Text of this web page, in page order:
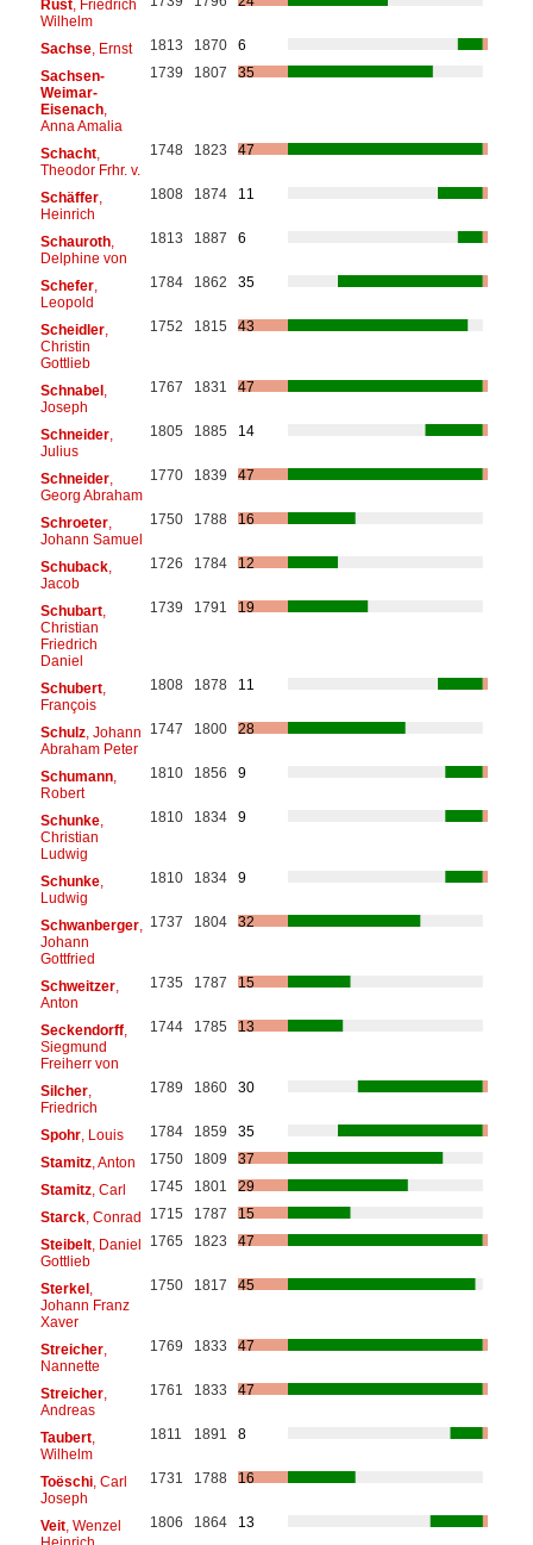
Rust, Friedrich
Wilhelm
Sachse, Ernst 1813 1870
6
Sachsen-
Weimar-
Eisenach,
Anna Amalia
1739 1807 35
Schacht,
Theodor Frhr. v.
1748 1823 47
Schäffer,
Heinrich
1808 1874 11
Schauroth,
Delphine von
1813 1887 6
Schefer,
Leopold
1784 1862 35
Scheidler,
Christin
Gottlieb
1752 1815 43
Schnabel,
Joseph
1767 1831 47
Schneider,
Julius
1805 1885 14
Schneider,
Georg Abraham
1770 1839 47
Schroeter,
Johann Samuel
1750 1788 16
Schuback,
Jacob
1726 1784 12
Schubart,
Christian
Friedrich
Daniel
1739 1791 19
Schubert,
François
1808 1878 11
Schulz, Johann
Abraham Peter
1747 1800 28
Schumann,
Robert
1810 1856 9
Schunke,
Christian
Ludwig
1810 1834 9
Schunke,
Ludwig
1810 1834 9
Schwanberger,
Johann
Gottfried
1737 1804 32
Schweitzer,
Anton
1735 1787 15
Seckendorff,
Siegmund
Freiherr von
1744 1785 13
Silcher,
Friedrich
1789 1860 30
Spohr, Louis 1784 1859
35
Stamitz, Anton 1750 1809
37
Stamitz, Carl 1745 1801
29
Starck, Conrad 1715 1787
15
Steibelt, Daniel
Gottlieb
1765 1823 47
Sterkel,
Johann Franz
Xaver
1750 1817 45
Streicher,
Nannette
1769 1833 47
Streicher,
Andreas
1761 1833 47
Taubert,
Wilhelm
1811 1891 8
Toëschi, Carl
Joseph
1731 1788 16
Veit, Wenzel
1806 1864 13